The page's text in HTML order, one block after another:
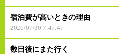
宿泊費が高いときの理由
2026/07/30 7:47:47
数日後にまた行く